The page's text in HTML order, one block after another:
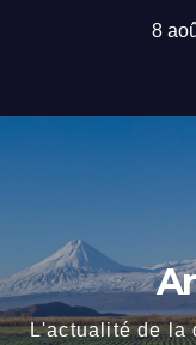
8
L'actualité de la